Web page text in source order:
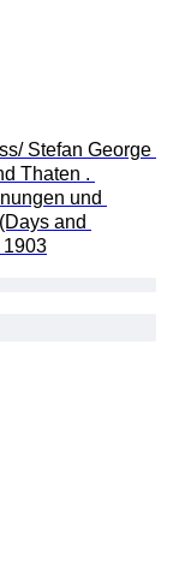
Stefan George
Thaten .
und
and
1903